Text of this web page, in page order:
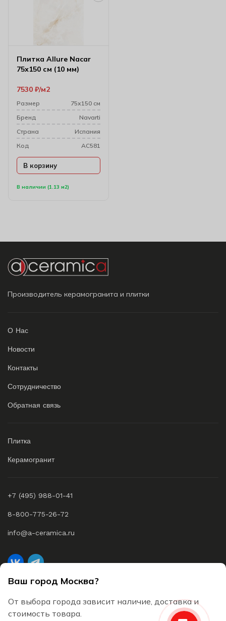
Ваш город Москва?
От выбора города зависит наличие, доставка и
стоимость товара.
Плитка Allure Nacar
75х150 см (10 мм)
В наличии (1.13 м2)
7530 ₽ м2
Размер
75х150 см
Бренд
Navarti
Cтрана
Испания
Код
AC581
В корзину
Производитель керамогранита и плитки
О Нас
Новости
Контакты
Сотрудничество
Обратная связь
Плитка
Керамогранит
+7 (495) 988-01-41
8-800-775-26-72
info@a-ceramica.ru
Согласие на обработку персональных данных